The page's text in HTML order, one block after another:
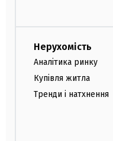
Нерухомість
Аналітика ринку
Купівля житла
Тренди і натхнення